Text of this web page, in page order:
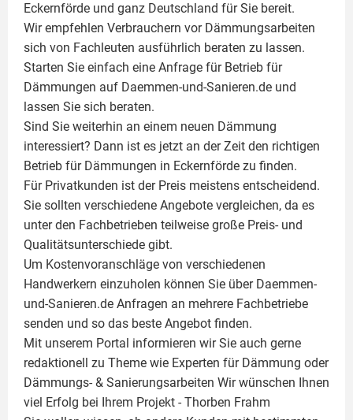
Eckernförde und ganz Deutschland für Sie bereit.
Wir empfehlen Verbrauchern vor Dämmungsarbeiten
sich von Fachleuten ausführlich beraten zu lassen.
Starten Sie einfach eine Anfrage für Betrieb für
Dämmungen auf Daemmen-und-Sanieren.de und
lassen Sie sich beraten.
Sind Sie weiterhin an einem neuen Dämmung
interessiert? Dann ist es jetzt an der Zeit den richtigen
Betrieb für Dämmungen in Eckernförde zu finden.
Für Privatkunden ist der Preis meistens entscheidend.
Sie sollten verschiedene Angebote vergleichen, da es
unter den Fachbetrieben teilweise große Preis- und
Qualitätsunterschiede gibt.
Um Kostenvoranschläge von verschiedenen
Handwerkern einzuholen können Sie über Daemmen-
und-Sanieren.de Anfragen an mehrere Fachbetriebe
senden und so das beste Angebot finden.
Mit unserem Portal informieren wir Sie auch gerne
redaktionell zu Theme wie Experten für Dämmung oder
Dämmungs- & Sanierungsarbeiten Wir wünschen Ihnen
viel Erfolg bei Ihrem Projekt - Thorben Frahm